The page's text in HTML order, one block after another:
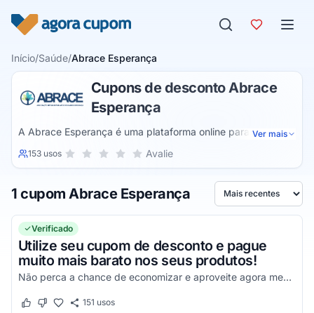
Início/Saúde/Abrace Esperança
Cupons de desconto Abrace
Esperança
A Abrace Esperança é uma plataforma online para
representar esta associação sem fins lucrativos. Autorizada
associados em forma de óleos e pomadas para tratamentos
Ver mais
153 usosSua nota para Abrace Esperança, de 1 a 5 estrelas
5 estrelas
4 estrelas
3 estrelas
2 estrelas
1 estrela Avalie
1 cupom Abrace Esperança Ordenar por
Verificado
Utilize seu cupom de desconto e pague
muito mais barato nos seus produtos!
Não perca a chance de economizar e aproveite agora mesmo!
Este cupom funcionou
Este cupom não funcionou
151 usos